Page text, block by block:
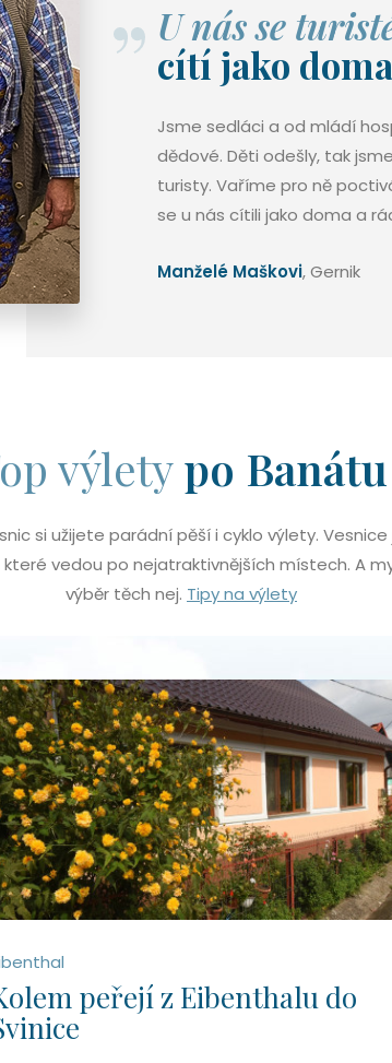
U nás se
cítí jako doma
Jsme sedláci a od mládí
dědové. Děti odešly, tak
turisty. Vaříme pro ně
se u nás cítili jako doma a
Manželé Maškovi, Gernik
výletypo Banátu
si užijete parádní pěší i cyklo výlety.
vedou po nejatraktivnějších místech. A
výběr těch nej. Tipy na výlety
peřejí z Eibenthalu do